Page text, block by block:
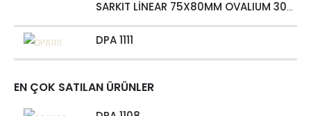
SARKIT LİNEAR 75X80MM OVALIUM 30W 4000 LM MT
DPA 1111
EN ÇOK SATILAN ÜRÜNLER